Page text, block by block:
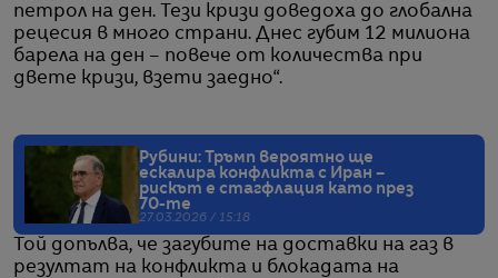
петрол на ден. Тези кризи доведоха до глобална
рецесия в много страни. Днес губим 12 милиона
барела на ден – повече от количества при
двете кризи, взети заедно“.
Рубини: Тръмп вероятно ще
ескалира конфликта с Иран –
рискът е стагфлация като през
70-те
27.03.2026 / 15:18
Той допълва, че загубите на доставки на газ в
резултат на конфликта и блокадата на